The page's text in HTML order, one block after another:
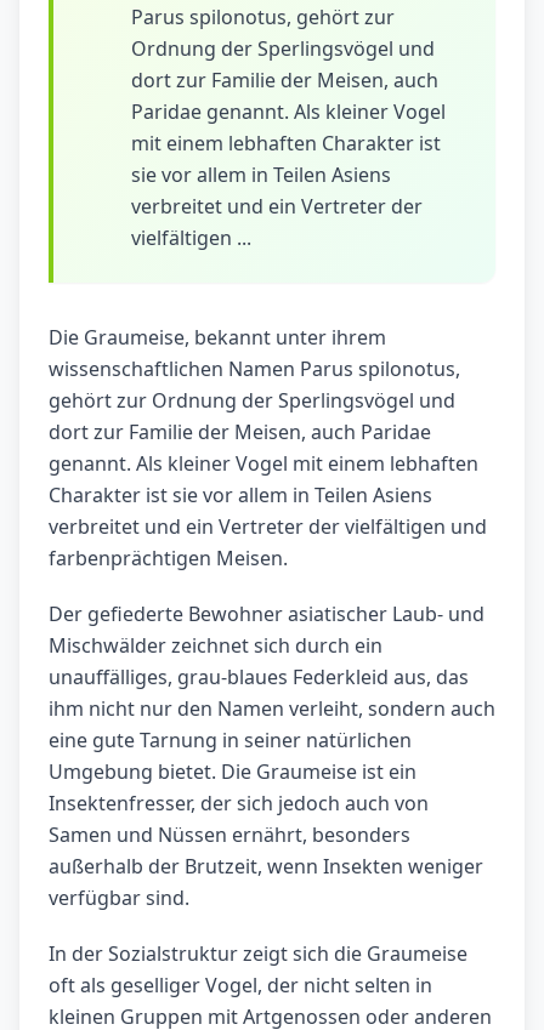
Parus spilonotus, gehört zur
Ordnung der Sperlingsvögel und
dort zur Familie der Meisen, auch
Paridae genannt. Als kleiner Vogel
mit einem lebhaften Charakter ist
sie vor allem in Teilen Asiens
verbreitet und ein Vertreter der
vielfältigen ...
Die Graumeise, bekannt unter ihrem
wissenschaftlichen Namen Parus spilonotus,
gehört zur Ordnung der Sperlingsvögel und
dort zur Familie der Meisen, auch Paridae
genannt. Als kleiner Vogel mit einem lebhaften
Charakter ist sie vor allem in Teilen Asiens
verbreitet und ein Vertreter der vielfältigen und
farbenprächtigen Meisen.
Der gefiederte Bewohner asiatischer Laub- und
Mischwälder zeichnet sich durch ein
unauffälliges, grau-blaues Federkleid aus, das
ihm nicht nur den Namen verleiht, sondern auch
eine gute Tarnung in seiner natürlichen
Umgebung bietet. Die Graumeise ist ein
Insektenfresser, der sich jedoch auch von
Samen und Nüssen ernährt, besonders
außerhalb der Brutzeit, wenn Insekten weniger
verfügbar sind.
In der Sozialstruktur zeigt sich die Graumeise
oft als geselliger Vogel, der nicht selten in
kleinen Gruppen mit Artgenossen oder anderen